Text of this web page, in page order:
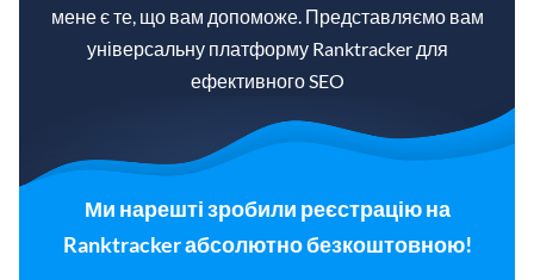
мене є те, що вам допоможе. Представляємо вам
універсальну платформу Ranktracker для
ефективного SEO
Ми нарешті зробили реєстрацію на
Ranktracker абсолютно безкоштовною!